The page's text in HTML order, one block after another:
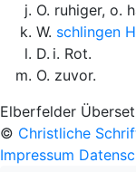
O. ruhiger, o.
W. schlingen
D. i. Rot.
O. zuvor.
Elberfelder
© Christliche
Impressum